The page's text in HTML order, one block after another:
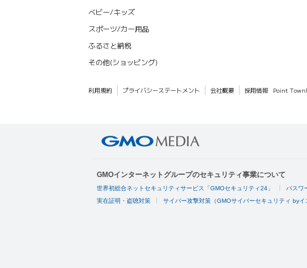
ベビー/キッズ
スポーツ/カー用品
ふるさと納税
その他(ショッピング)
利用規約 プライバシーステートメント 会社概要 採用情報 Point Town
GMOインターネットグループのセキュリティ事業について
世界初総合ネットセキュリティサービス「GMOセキュリティ24」 パスワ
実在証明・盗聴対策 サイバー攻撃対策（GMOサイバーセキュリティ byイ